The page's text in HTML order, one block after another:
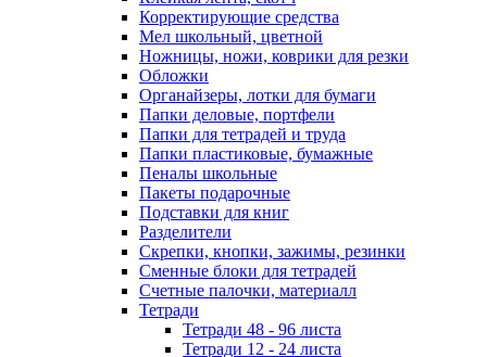
Корректирующие средства
Мел школьный, цветной
Ножницы, ножи, коврики для резки
Обложки
Органайзеры, лотки для бумаги
Папки деловые, портфели
Папки для тетрадей и труда
Папки пластиковые, бумажные
Пеналы школьные
Пакеты подарочные
Подставки для книг
Разделители
Скрепки, кнопки, зажимы, резинки
Сменные блоки для тетрадей
Счетные палочки, материалл
Тетради
Тетради 48 - 96 листа
Тетради 12 - 24 листа